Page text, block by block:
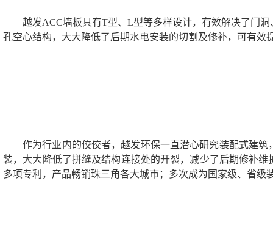
越发ACC墙板具有T型、L型等多样设计，有效解决了门
孔空心结构，大大降低了后期水电安装的切割及修补，可有效
作为行业内的佼佼者，越发环保一直潜心研究装配式建
装，大大降低了拼缝及结构连接处的开裂，减少了后期修补
多项专利，产品畅销珠三角各大城市；多次成为国家级、省级